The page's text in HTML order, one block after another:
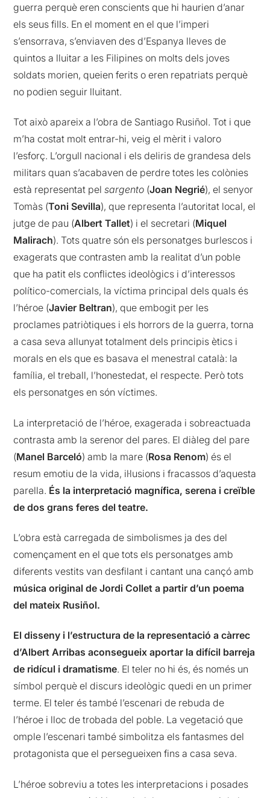
guerra perquè eren conscients que hi haurien d’anar
els seus fills. En el moment en el que l’imperi
s’ensorrava, s’enviaven des d’Espanya lleves de
quintos a lluitar a les Filipines on molts dels joves
soldats morien, queien ferits o eren repatriats perquè
no podien seguir lluitant.
Tot això apareix a l’obra de Santiago Rusiñol. Tot i que
m’ha costat molt entrar-hi, veig el mèrit i valoro
l’esforç. L’orgull nacional i els deliris de grandesa dels
militars quan s’acabaven de perdre totes les colònies
està representat pelsargento (Joan Negrié), el senyor
Tomàs (Toni Sevilla), que representa l’autoritat local, el
jutge de pau (Albert Tallet) i el secretari (Miquel
Malirach). Tots quatre són els personatges burlescos i
exagerats que contrasten amb la realitat d’un poble
que ha patit els conflictes ideològics i d’interessos
político-comercials, la víctima principal dels quals és
l’héroe (Javier Beltran), que embogit per les
proclames patriòtiques i els horrors de la guerra, torna
a casa seva allunyat totalment dels principis ètics i
morals en els que es basava el menestral català: la
família, el treball, l’honestedat, el respecte. Però tots
els personatges en són víctimes.
La interpretació de l’héroe, exagerada i sobreactuada
contrasta amb la serenor del pares. El diàleg del pare
(Manel Barceló) amb la mare (Rosa Renom) és el
resum emotiu de la vida, il·lusions i fracassos d’aquesta
parella. És la interpretació magnífica, serena i creïble
de dos grans feres del teatre.
L’obra està carregada de simbolismes ja des del
començament en el que tots els personatges amb
diferents vestits van desfilant i cantant una cançó amb
música original de Jordi Collet a partir d’un poema
del mateix Rusiñol.
El disseny i l’estructura de la representació a càrrec
d’Albert Arribas aconsegueix aportar la difícil barreja
de ridícul i dramatisme. El teler no hi és, és només un
símbol perquè el discurs ideològic quedi en un primer
terme. El teler és també l’escenari de rebuda de
l’héroe i lloc de trobada del poble. La vegetació que
omple l’escenari també simbolitza els fantasmes del
protagonista que el persegueixen fins a casa seva.
L’héroe sobreviu a totes les interpretacions i posades